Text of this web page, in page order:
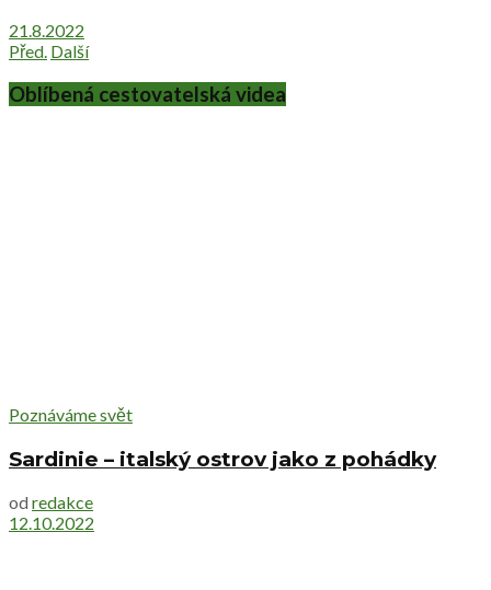
21.8.2022
Před. Další
Oblíbená cestovatelská videa
Poznáváme svět
Sardinie – italský ostrov jako z pohádky
od redakce
12.10.2022